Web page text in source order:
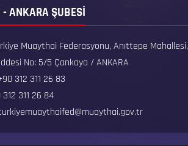
ANKARA ŞUBESİ
Muaythai Federasyonu, Anıttepe Mahallesi,
No: 5/5 Çankaya / ANKARA
312 311 26 83
312 311 26 84